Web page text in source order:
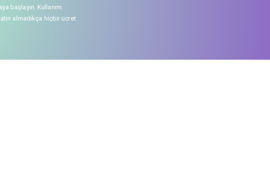
başlayın. Kullanım
almadıkça hiçbir ücret